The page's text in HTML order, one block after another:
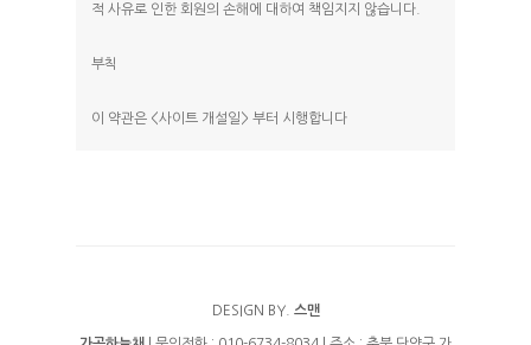
적 사유로 인한 회원의 손해에 대하여 책임지지 않습니다.
부칙
이 약관은 <사이트 개설일> 부터 시행합니다
DESIGN BY. 스맨